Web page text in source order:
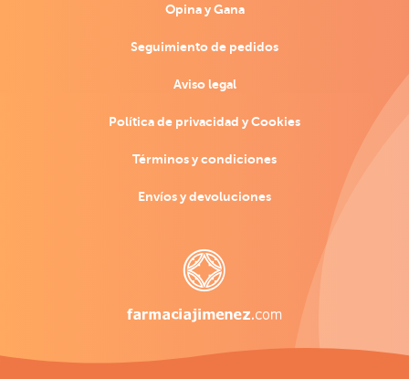
Opina y Gana
Seguimiento de pedidos
Aviso legal
Política de privacidad y Cookies
Términos y condiciones
Envíos y devoluciones